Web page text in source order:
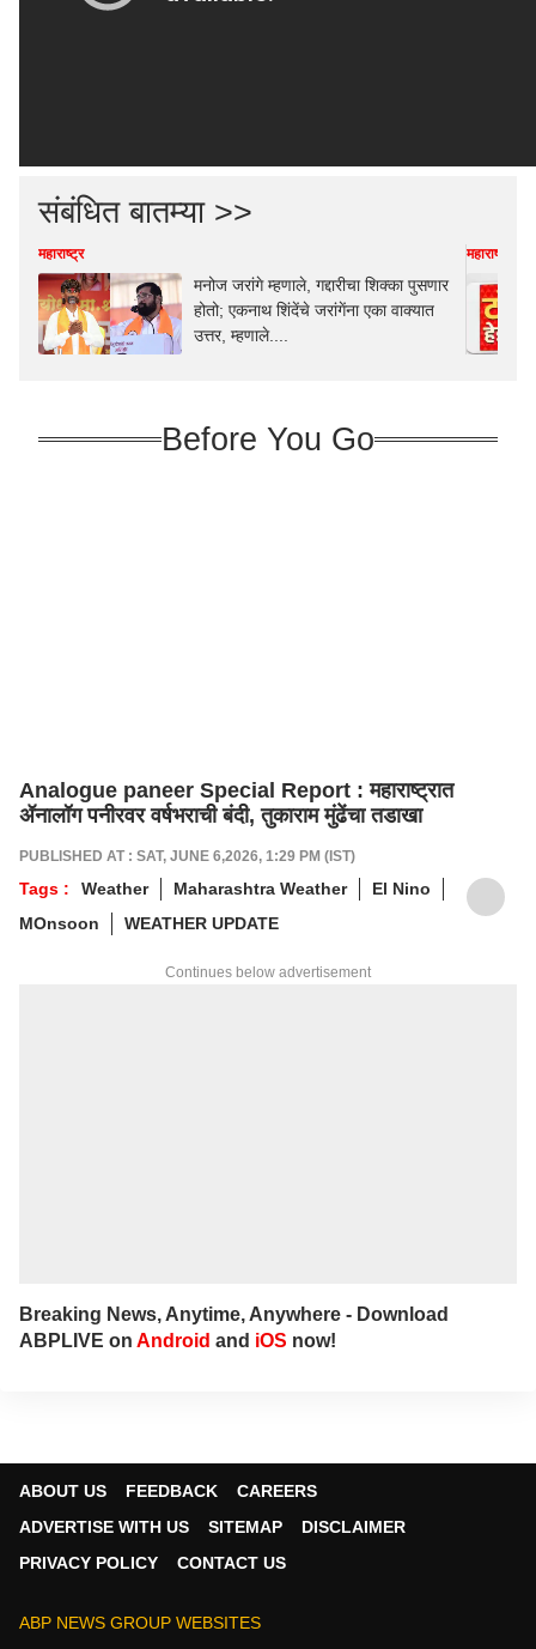
संबंधित बातम्या >>
महाराष्ट्र
मनोज जरांगे म्हणाले, गद्दारीचा शिक्का पुसणार
होतो; एकनाथ शिंदेंचे जरांगेंना एका वाक्यात
उत्तर, म्हणाले....
महाराष्ट्र
Before You Go
Analogue paneer Special Report : महाराष्ट्रात
ॲनालॉग पनीरवर वर्षभराची बंदी, तुकाराम मुंढेंचा तडाखा
PUBLISHED AT : SAT, JUNE 6,2026, 1:29 PM (IST)
Tags : Weather Maharashtra Weather
El Nino
MOnsoon
WEATHER UPDATE
Continues below advertisement
Breaking News, Anytime, Anywhere - Download
ABPLIVE on Android and iOS now!
ABOUT US FEEDBACK
CAREERS
ADVERTISE WITH US
SITEMAP
DISCLAIMER
PRIVACY POLICY
CONTACT US
ABP NEWS GROUP WEBSITES